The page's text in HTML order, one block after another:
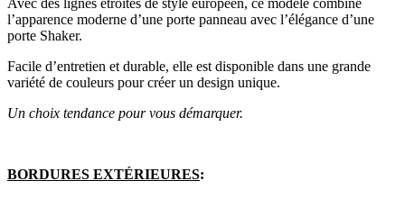
Avec des lignes étroites de style européen, ce modèle combine
l’apparence moderne d’une porte panneau avec l’élégance d’une
porte Shaker.
Facile d’entretien et durable, elle est disponible dans une grande
variété de couleurs pour créer un design unique.
Un choix tendance pour vous démarquer.
BORDURES EXTÉRIEURES: